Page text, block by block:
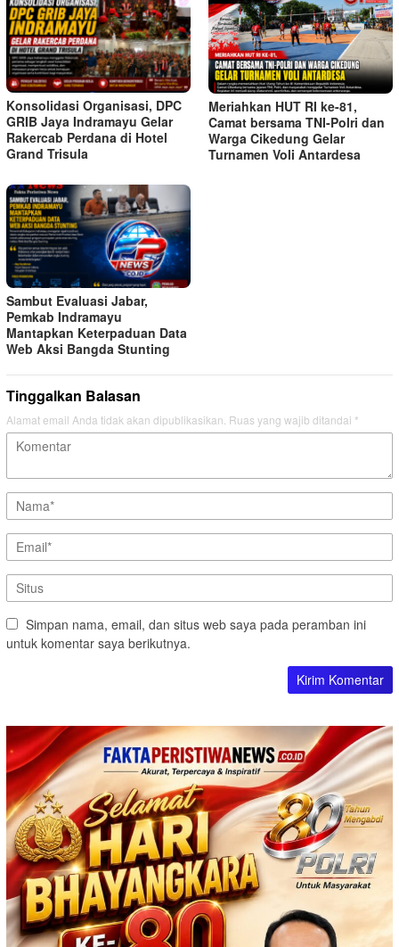
Konsolidasi Organisasi, DPC
GRIB Jaya Indramayu Gelar
Rakercab Perdana di Hotel
Grand Trisula
Meriahkan HUT RI ke-81,
Camat bersama TNI-Polri dan
Warga Cikedung Gelar
Turnamen Voli Antardesa
Sambut Evaluasi Jabar,
Pemkab Indramayu
Mantapkan Keterpaduan Data
Web Aksi Bangda Stunting
Tinggalkan Balasan
Alamat email Anda tidak akan dipublikasikan. Ruas yang wajib ditandai *
Simpan nama, email, dan situs web saya pada peramban ini
untuk komentar saya berikutnya.